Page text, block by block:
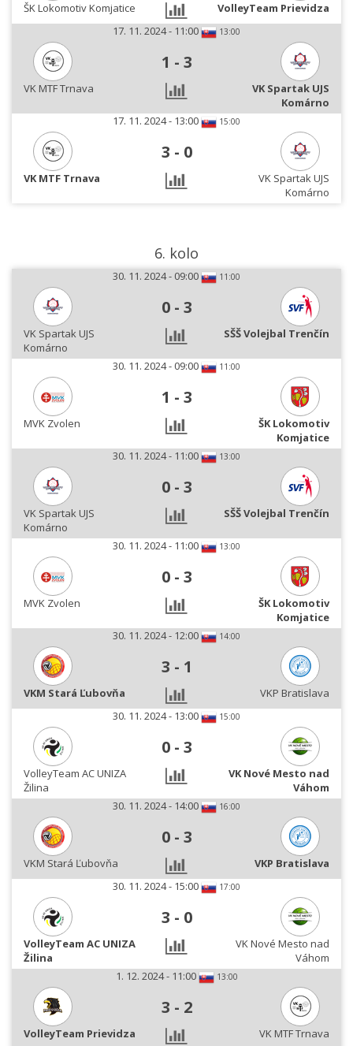
ŠK Lokomotiv Komjatice
VolleyTeam Prievidza
17. 11. 2024 - 11:00
13:00
1 - 3
VK MTF Trnava
VK Spartak UJS
Komárno
17. 11. 2024 - 13:00
15:00
3 - 0
VK MTF Trnava
VK Spartak UJS
Komárno
6. kolo
30. 11. 2024 - 09:00 11:00
0 - 3
VK Spartak UJS
Komárno
SŠŠ Volejbal Trenčín
30. 11. 2024 - 09:00 11:00
1 - 3
MVK Zvolen
ŠK Lokomotiv
Komjatice
30. 11. 2024 - 11:00
13:00
0 - 3
VK Spartak UJS
Komárno
SŠŠ Volejbal Trenčín
30. 11. 2024 - 11:00 13:00
0 - 3
MVK Zvolen
ŠK Lokomotiv
Komjatice
30. 11. 2024 - 12:00
14:00
3 - 1
VKM Stará Ľubovňa
VKP Bratislava
30. 11. 2024 - 13:00
15:00
0 - 3
VolleyTeam AC UNIZA
Žilina
VK Nové Mesto nad
Váhom
30. 11. 2024 - 14:00
16:00
0 - 3
VKM Stará Ľubovňa
VKP Bratislava
30. 11. 2024 - 15:00
17:00
3 - 0
VolleyTeam AC UNIZA
Žilina
VK Nové Mesto nad
Váhom
1. 12. 2024 - 11:00
13:00
3 - 2
VolleyTeam Prievidza VK MTF Trnava